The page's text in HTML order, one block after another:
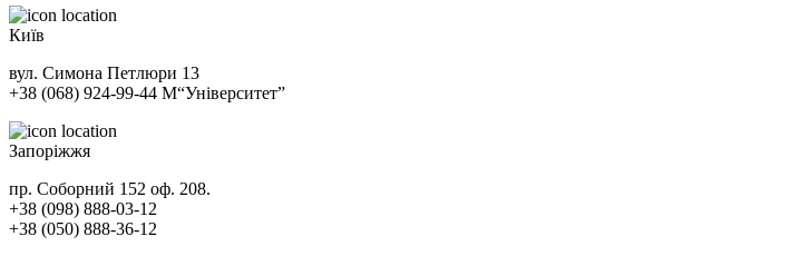
Київ
вул. Симона Петлюри 13
+38 (068) 924-99-44 М“Університет”
Запоріжжя
пр. Соборний 152 оф. 208.
+38 (098) 888-03-12
+38 (050) 888-36-12